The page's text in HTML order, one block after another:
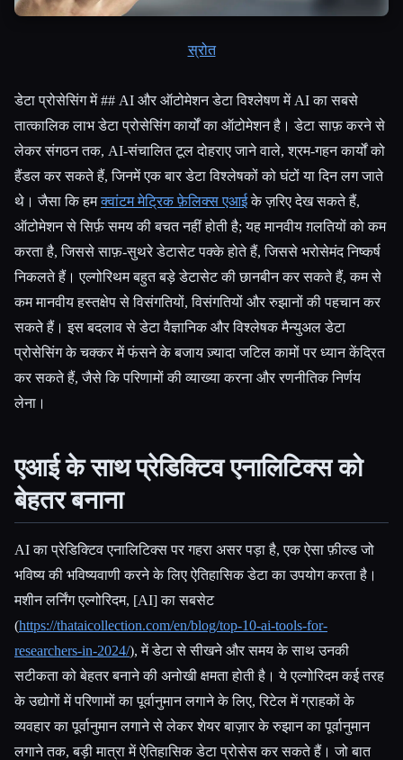
Esc
स्रोत
डेटा प्रोसेसिंग में ## AI और ऑटोमेशन डेटा विश्लेषण में AI का सबसे
तात्कालिक लाभ डेटा प्रोसेसिंग कार्यों का ऑटोमेशन है। डेटा साफ़ करने से
लेकर संगठन तक, AI-संचालित टूल दोहराए जाने वाले, श्रम-गहन कार्यों को
हैंडल कर सकते हैं, जिनमें एक बार डेटा विश्लेषकों को घंटों या दिन लग जाते
थे। जैसा कि हमक्वांटम मेट्रिक फ़ेलिक्स एआईके ज़रिए देख सकते हैं,
ऑटोमेशन से सिर्फ़ समय की बचत नहीं होती है; यह मानवीय ग़लतियों को कम
करता है, जिससे साफ़-सुथरे डेटासेट पक्के होते हैं, जिससे भरोसेमंद निष्कर्ष
निकलते हैं। एल्गोरिथम बहुत बड़े डेटासेट की छानबीन कर सकते हैं, कम से
कम मानवीय हस्तक्षेप से विसंगतियों, विसंगतियों और रुझानों की पहचान कर
सकते हैं। इस बदलाव से डेटा वैज्ञानिक और विश्लेषक मैन्युअल डेटा
प्रोसेसिंग के चक्कर में फंसने के बजाय ज़्यादा जटिल कामों पर ध्यान केंद्रित
कर सकते हैं, जैसे कि परिणामों की व्याख्या करना और रणनीतिक निर्णय
लेना।
एआई के साथ प्रेडिक्टिव एनालिटिक्स को
बेहतर बनाना
AI का प्रेडिक्टिव एनालिटिक्स पर गहरा असर पड़ा है, एक ऐसा फ़ील्ड जो
भविष्य की भविष्यवाणी करने के लिए ऐतिहासिक डेटा का उपयोग करता है।
मशीन लर्निंग एल्गोरिदम, [AI] का सबसेट
(https://thataicollection.com/en/blog/top-10-ai-tools-for-
researchers-in-2024/), में डेटा से सीखने और समय के साथ उनकी
सटीकता को बेहतर बनाने की अनोखी क्षमता होती है। ये एल्गोरिदम कई तरह
के उद्योगों में परिणामों का पूर्वानुमान लगाने के लिए, रिटेल में ग्राहकों के
व्यवहार का पूर्वानुमान लगाने से लेकर शेयर बाज़ार के रुझान का पूर्वानुमान
लगाने तक, बड़ी मात्रा में ऐतिहासिक डेटा प्रोसेस कर सकते हैं। जो बात